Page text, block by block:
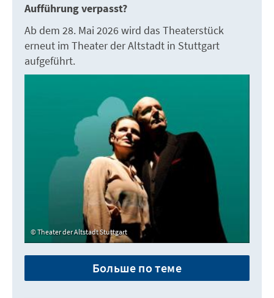
Aufführung verpasst?
Ab dem 28. Mai 2026 wird das Theaterstück
erneut im Theater der Altstadt in Stuttgart
aufgeführt.
Theater der Altstadt Stuttgart
Больше по теме